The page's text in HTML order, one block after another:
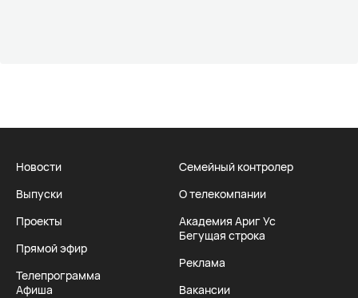
Новости
Выпуски
Проекты
Прямой эфир
Телепрограмма
Афиша
Семейный контролер
О телекомпании
Академия Ариг Ус
Бегущая строка
Реклама
Вакансии